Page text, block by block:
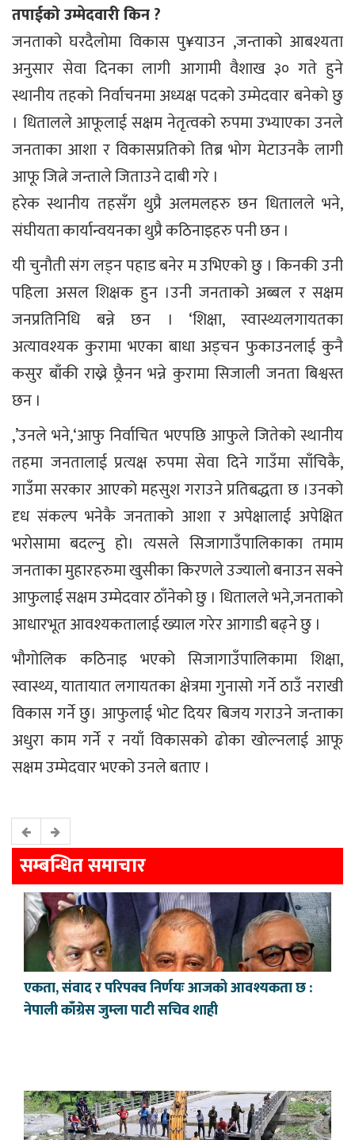
तपाईको उम्मेदवारी किन ?
जनताको घरदैलोमा विकास पु¥याउन ,जन्ताको आबश्यता
अनुसार सेवा दिनका लागी आगामी वैशाख ३० गते हुने
स्थानीय तहको निर्वाचनमा अध्यक्ष पदको उम्मेदवार बनेको छु
। धितालले आफूलाई सक्षम नेतृत्वको रुपमा उभ्याएका उनले
जनताका आशा र विकासप्रतिको तिब्र भोग मेटाउनकै लागी
आफू जित्ने जन्ताले जिताउने दाबी गरे ।
हरेक स्थानीय तहसँग थुप्रै अलमलहरु छन धितालले भने,
संघीयता कार्यान्वयनका थुप्रै कठिनाइहरु पनी छन ।
यी चुनौती संग लड्न पहाड बनेर म उभिएको छु । किनकी उनी
पहिला असल शिक्षक हुन ।उनी जनताको अब्बल र सक्षम
जनप्रतिनिधि बन्ने छन । ‘शिक्षा, स्वास्थ्यलगायतका
अत्यावश्यक कुरामा भएका बाधा अड्चन फुकाउनलाई कुनै
कसुर बाँकी राख्ने छ्रैनन भन्ने कुरामा सिजाली जनता बिश्वस्त
छन ।
,’उनले भने,‘आफु निर्वाचित भएपछि आफुले जितेको स्थानीय
तहमा जनतालाई प्रत्यक्ष रुपमा सेवा दिने गाउँमा साँचिकै,
गाउँमा सरकार आएको महसुश गराउने प्रतिबद्धता छ ।उनको
दृध संकल्प भनेकै जनताको आशा र अपेक्षालाई अपेक्षित
भरोसामा बदल्नु हो। त्यसले सिजागाउँपालिकाका तमाम
जनताका मुहारहरुमा खुसीका किरणले उज्यालो बनाउन सक्ने
आफुलाई सक्षम उम्मेदवार ठाँनेको छु । धितालले भने,जनताको
आधारभूत आवश्यकतालाई ख्याल गरेर आगाडी बढ्ने छु ।
भौगोलिक कठिनाइ भएको सिजागाउँपालिकामा शिक्षा,
स्वास्थ्य, यातायात लगायतका क्षेत्रमा गुनासो गर्ने ठाउँ नराखी
विकास गर्ने छु। आफुलाई भोट दियर बिजय गराउने जन्ताका
अधुरा काम गर्ने र नयाँ विकासको ढोका खोल्नलाई आफू
सक्षम उम्मेदवार भएको उनले बताए ।
सम्बन्धित समाचार
एकता, संवाद र परिपक्व निर्णयः आजको आवश्यकता छ :
नेपाली काँग्रेस जुम्ला पाटी सचिव शाही